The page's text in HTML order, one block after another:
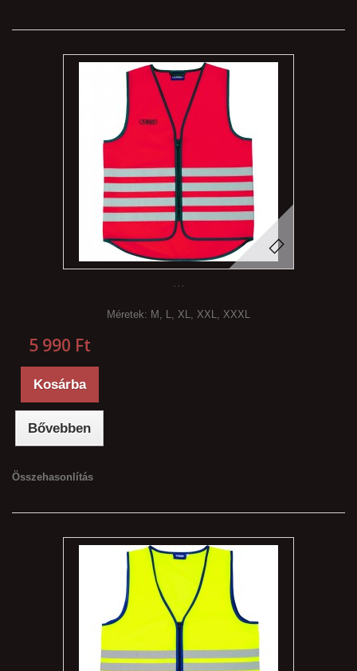
...
Méretek: M, L, XL, XXL, XXXL
5 990 Ft‎
Kosárba
Bővebben
Összehasonlítás